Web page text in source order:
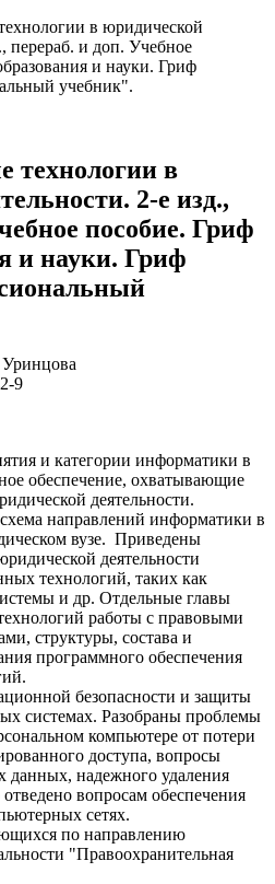
в
2-е изд.,
пособие. Гриф
и науки. Гриф
9
и категории информатики в
обеспечение, охватывающие
деятельности.
направлений информатики в
вузе. Приведены
деятельности
технологий, таких как
и др. Отдельные главы
работы с правовыми
структуры, состава и
программного обеспечения
безопасности и защиты
системах. Разобраны проблемы
компьютере от потери
доступа, вопросы
данных, надежного удаления
вопросам обеспечения
сетях.
по направлению
"Правоохранительная